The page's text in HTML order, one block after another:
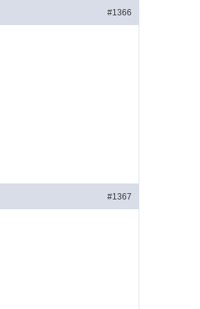
#1366
#1367